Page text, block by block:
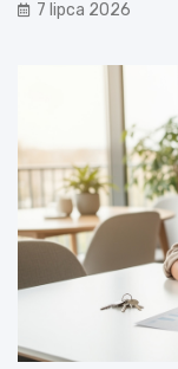
7 lipca 2026